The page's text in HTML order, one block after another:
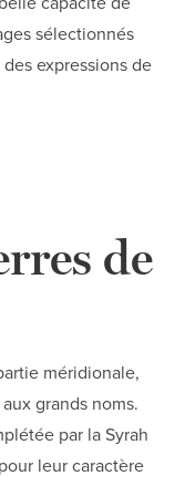
sélectionnés
expressions de
de
méridionale,
grands noms.
par la Syrah
leur caractère